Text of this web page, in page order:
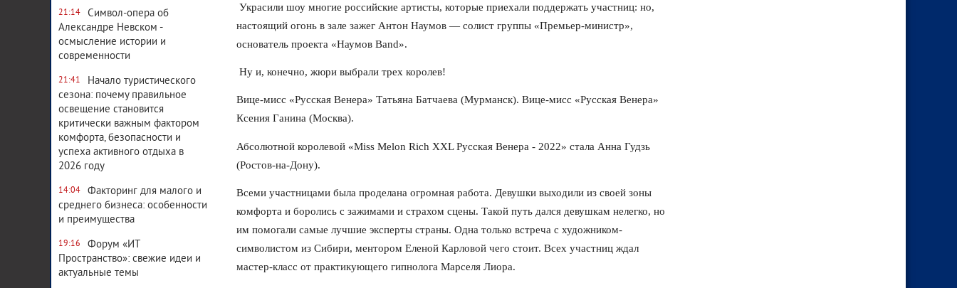
21:14
Символ-опера об
Александре Невском -
осмысление истории и
современности
21:41
Начало туристического
сезона: почему правильное
освещение становится
критически важным фактором
комфорта, безопасности и
успеха активного отдыха в
2026 году
14:04
Факторинг для малого и
среднего бизнеса: особенности
и преимущества
19:16
Форум «ИТ
Пространство»: свежие идеи и
актуальные темы
Украсили шоу многие российские артисты, которые приехали поддержать участниц: но,
настоящий огонь в зале зажег Антон Наумов — солист группы «Премьер-министр»,
основатель проекта «Наумов Band».
Ну и, конечно, жюри выбрали трех королев!
Вице-мисс «Русская Венера» Татьяна Батчаева (Мурманск). Вице-мисс «Русская Венера»
Ксения Ганина (Москва).
Абсолютной королевой «Miss Melon Rich XXL Русская Венера - 2022» стала Анна Гудзь
(Ростов-на-Дону).
Всеми участницами была проделана огромная работа. Девушки выходили из своей зоны
комфорта и боролись с зажимами и страхом сцены. Такой путь дался девушкам нелегко, но
им помогали самые лучшие эксперты страны. Одна только встреча с художником-
символистом из Сибири, ментором Еленой Карловой чего стоит. Всех участниц ждал
мастер-класс от практикующего гипнолога Марселя Лиора.